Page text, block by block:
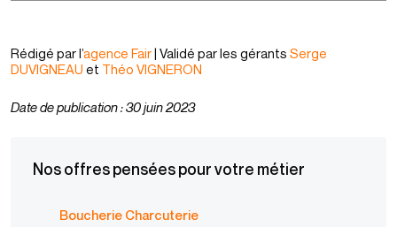
Nos offres pensées pour votre métier
Boucherie Charcuterie
Rédigé par l’agence Fair| Validé par les gérants Serge
DUVIGNEAU et Théo VIGNERON
Date de publication : 30 juin 2023